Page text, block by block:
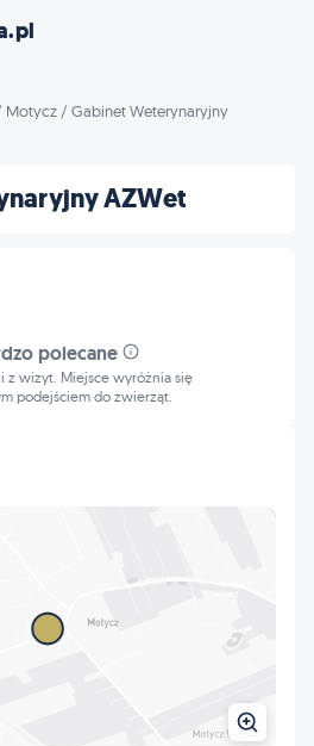
Motycz / Gabinet Weterynaryjny
AZWet
polecane
z wizyt. Miejsce wyróżnia się
podejściem do zwierząt.